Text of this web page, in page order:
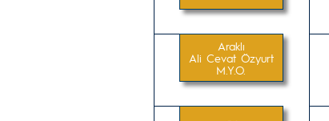
Araklı
Ali Cevat Özyurt
M.Y.O.